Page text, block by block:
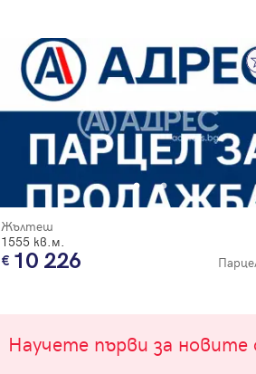
Жълтеш
1555 кв.м.
10 226
Научете първи за